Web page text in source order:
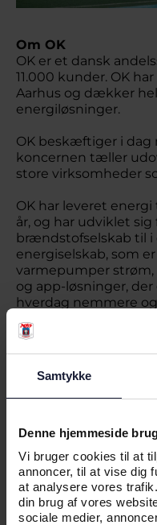
Samtykke
Denne hjemmeside
Vi bruger cookies til at
annoncer, til at vise dig
at analysere vores
din brug af vores
sociale medier,
Om OK
OK er et dansk
11.000 kunder. OK
Aarhus og dækker
energiløsninger.
OK beskæftiger i dag
koncernen tæller
store virksomheder
OK har leveret
år, og har udviklet
brændstofselskab til
energiselskab, som
varmepumper
og app-løsninger,
hverdag nemmere
Besøg OK her >>>
når AGF scorede